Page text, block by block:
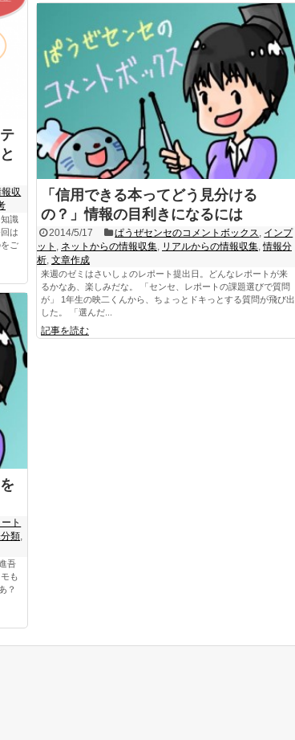
収
識
は
ご
「信用できる本ってどう見分ける
の？」情報の目利きになるには
2014/5/17 ぱうぜセンセのコメントボックス, インプ
ット , ネットからの情報収集, リアルからの情報収集,情報分
析, 文章作成
来週のゼミはさいしょのレポート提出日。どんなレポートが来
るかなあ、楽しみだな。 「センセ、レポートの課題選びで質問
が」 1年生の映二くんから、ちょっとドキっとする質問が飛び出
した。 「選んだ...
記事を読む
ート
類,
吾
も
？